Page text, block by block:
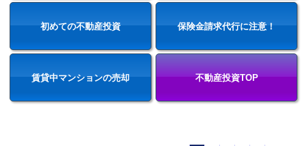
初めての不動産投資 保険金請求代行に注意！
賃貸中マンションの売却 不動産投資TOP